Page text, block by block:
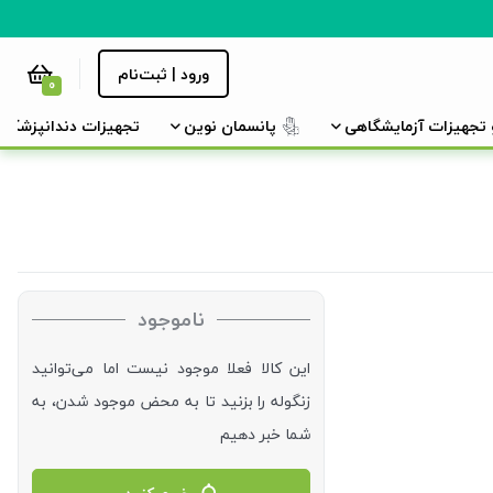
ورود | ثبت‌نام 0
تجهیزات آزمایشگاهی پانسمان نوین تجهیزات دندانپزشکی
ناموجود
این کالا فعلا موجود نیست اما می‌توانید
زنگوله را بزنید تا به محض موجود شدن، به
شما خبر دهیم